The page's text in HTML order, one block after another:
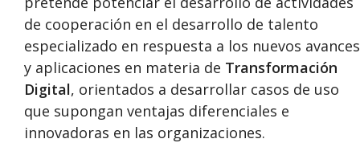
de cooperación en el desarrollo de talento
especializado en respuesta a los nuevos avances
y aplicaciones en materia de Transformación
Digital, orientados a desarrollar casos de uso
que supongan ventajas diferenciales e
innovadoras en las organizaciones.